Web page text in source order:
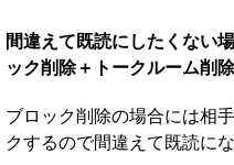
間違えて既読にしたくない
ック削除＋トークルーム削
ブロック削除の場合には相
クするので間違えて既読に